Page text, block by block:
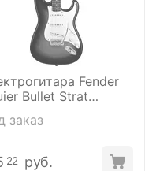
Fender
Bullet Strat
заказ
22 руб.